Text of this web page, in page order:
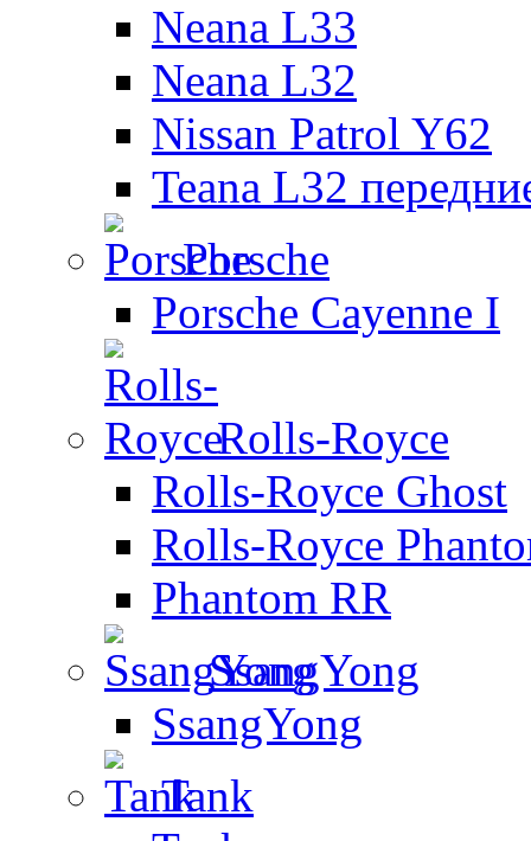
Neana L33
Neana L32
Nissan Patrol Y62
Teana L32
Porsche
Porsche Cayenne I
Rolls-Royce
Rolls-Royce Ghost
Rolls-Royce
Phantom RR
SsangYong
SsangYong
Tank